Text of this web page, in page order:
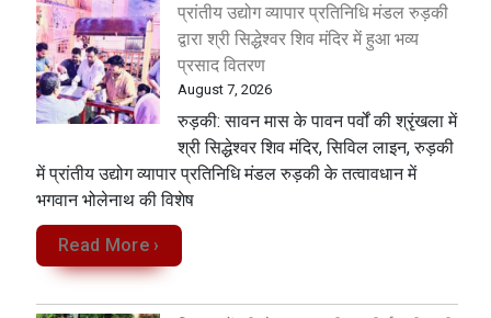
प्रांतीय उद्योग व्यापार प्रतिनिधि मंडल रुड़की
द्वारा श्री सिद्धेश्वर शिव मंदिर में हुआ भव्य
प्रसाद वितरण
August 7, 2026
​रुड़की: सावन मास के पावन पर्वों की श्रृंखला में
श्री सिद्धेश्वर शिव मंदिर, सिविल लाइन, रुड़की
में प्रांतीय उद्योग व्यापार प्रतिनिधि मंडल रुड़की के तत्वावधान में
भगवान भोलेनाथ की विशेष
Read More ›